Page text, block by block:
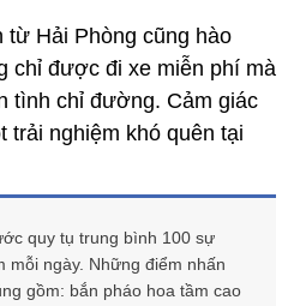
từ Hải Phòng cũng hào
chỉ được đi xe miễn phí mà
tình chỉ đường. Cảm giác
trải nghiệm khó quên tại
quy tụ trung bình 100 sự
mỗi ngày. Những điểm nhấn
gồm: bắn pháo hoa tầm cao